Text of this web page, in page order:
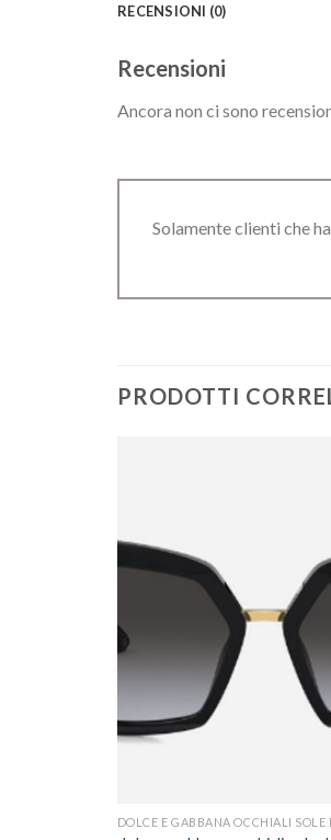
RECENSIONI (0)
Recensioni
Ancora non ci sono
Solamente clienti che
PRODOTTI
DOLCE E GABBANA OCCHIALI SOLE